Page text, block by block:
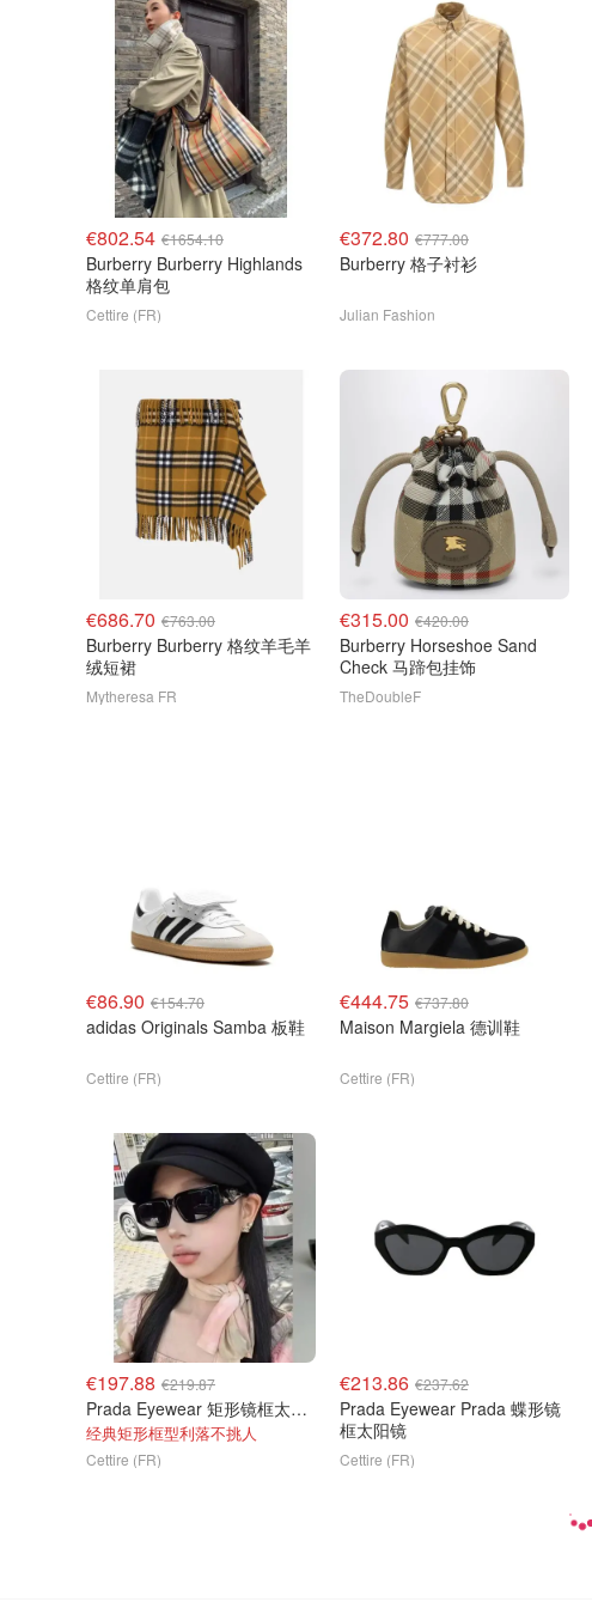
€802.54 €1654.10
Burberry Burberry Highlands
格纹单肩包
Cettire (FR)
€372.80 €777.00
Burberry 格子衬衫
Julian Fashion
€686.70 €763.00
Burberry Burberry 格纹羊毛羊
绒短裙
Mytheresa FR
€315.00 €420.00
Burberry Horseshoe Sand
Check 马蹄包挂饰
TheDoubleF
€86.90 €154.70
adidas Originals Samba 板鞋
Cettire (FR)
€444.75 €737.80
Maison Margiela 德训鞋
Cettire (FR)
€197.88 €219.87
Prada Eyewear 矩形镜框太阳镜
经典矩形框型利落不挑人
Cettire (FR)
€213.86 €237.62
Prada Eyewear Prada 蝶形镜
框太阳镜
Cettire (FR)